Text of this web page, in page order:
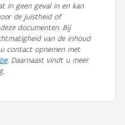
in geen geval in en kan
de juistheid of
documenten. Bij
van de inhoud
contact opnemen met
. Daarnaast vindt u meer